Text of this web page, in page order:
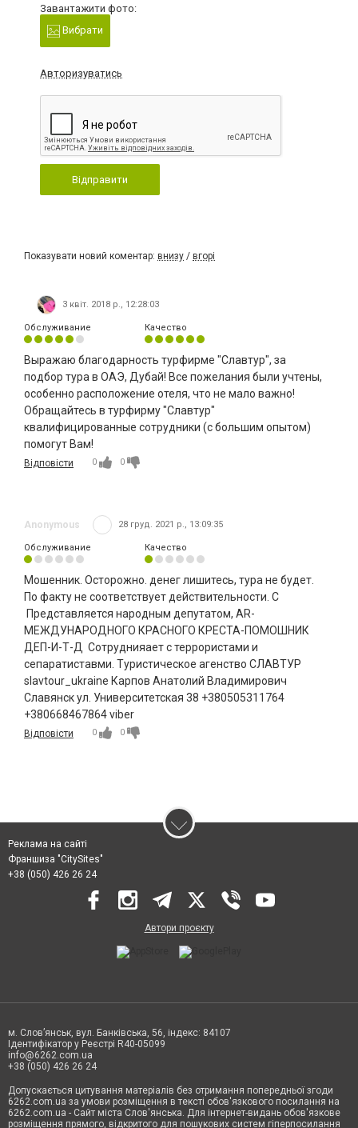
Завантажити фото:
Вибрати
Авторизуватись
Відправити
Показувати новий коментар: внизу / вгорі
3 квіт. 2018 р., 12:28:03
Обслуживание Качество
Выражаю благодарность турфирме "Славтур", за
подбор тура в ОАЭ, Дубай! Все пожелания были учтены,
особенно расположение отеля, что не мало важно!
Обращайтесь в турфирму "Славтур"
квалифицированные сотрудники (с большим опытом)
помогут Вам!
Відповісти 0 0
Anonymous 28 груд. 2021 р., 13:09:35
Обслуживание Качество
Мошенник. Осторожно. денег лишитесь, тура не будет.
По факту не соответствует действительности. С
Представляется народным депутатом, AR-
МЕЖДУНАРОДНОГО КРАСНОГО КРЕСТА-ПОМОШНИК
ДЕП-И-Т-Д Сотруднияает с террористами и
сепаратиставми. Туристическое агенство СЛАВТУР
slavtour_ukraine Карпов Анатолий Владимирович
Славянск ул. Университетская 38 +380505311764
+380668467864 viber
Відповісти 0 0
Реклама на сайті
Франшиза "CitySites"
+38 (050) 426 26 24
Автори проєкту
м. Слов’янськ, вул. Банківська, 56, індекс: 84107
Ідентифікатор у Реєстрі R40-05099
info@6262.com.ua
+38 (050) 426 26 24
Допускається цитування матеріалів без отримання попередньої згоди
6262.com.ua за умови розміщення в тексті обов'язкового посилання на
6262.com.ua - Сайт міста Слов'янська. Для інтернет-видань обов'язкове
розміщення прямого, відкритого для пошукових систем гіперпосилання